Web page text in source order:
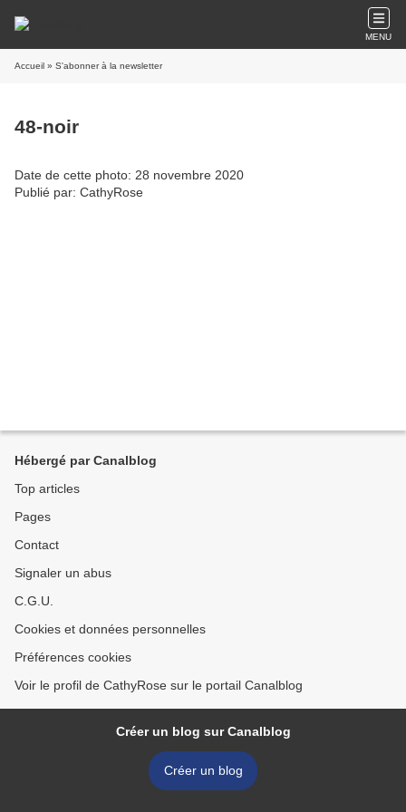
MENU
Accueil » S'abonner à la newsletter
48-noir
Date de cette photo: 28 novembre 2020
Publié par: CathyRose
Hébergé par Canalblog
Top articles
Pages
Contact
Signaler un abus
C.G.U.
Cookies et données personnelles
Préférences cookies
Voir le profil de CathyRose sur le portail Canalblog
Créer un blog sur Canalblog
Créer un blog